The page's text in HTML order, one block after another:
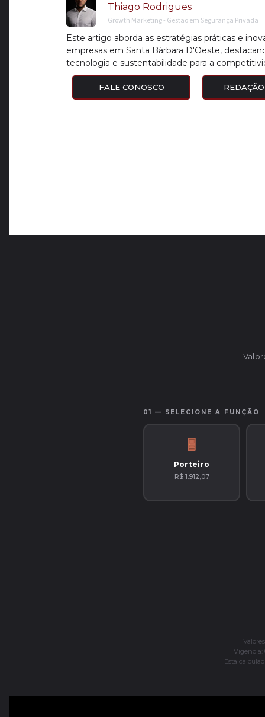
Thiago Rodrigues
Growth Marketing - Gestão em Segurança Privada
Este artigo aborda as estratégias práticas e
empresas em Santa Bárbara D'Oeste,
tecnologia e sustentabilidade para a
FALE CONOSCO
01 — SELECIONE A FUNÇÃO
Porteiro
R$ 1.912,07
Vigência:
Esta